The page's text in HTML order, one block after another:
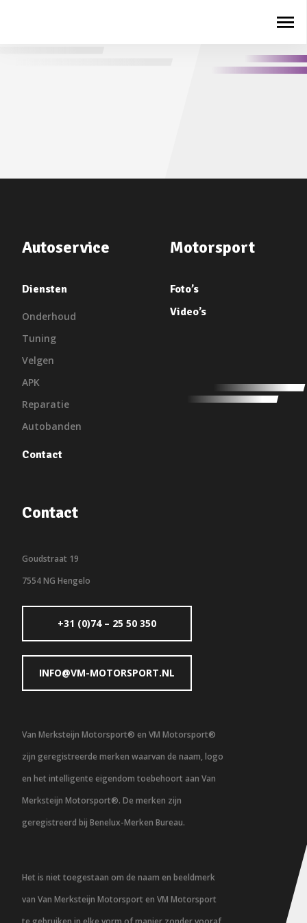
Autoservice
Diensten
Onderhoud
Tuning
Velgen
APK
Reparatie
Autobanden
Contact
Motorsport
Foto’s
Video’s
Contact
Goudstraat 19
7554 NG Hengelo
+31 (0)74 – 25 50 350
INFO@VM-MOTORSPORT.NL
Van Merksteijn Motorsport® en VM Motorsport®
zijn geregistreerde merken waarvan de naam, logo
en het intelligente eigendom toebehoort aan Van
Merksteijn Motorsport®. De merken zijn
geregistreerd bij Benelux-Merken Bureau.
Het is niet toegestaan om de naam en beeldmerk
van Van Merksteijn Motorsport en VM Motorsport